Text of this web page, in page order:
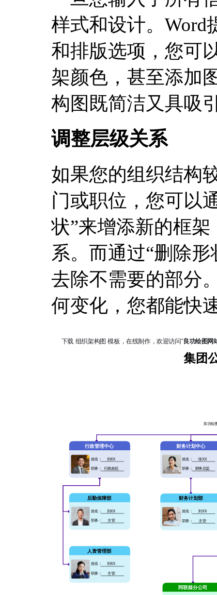
样式和设计。Word
和排版选项，您可
架颜色，甚至添加
构图既简洁又具吸
调整层级关系
如果您的组织结构
门或职位，您可以
状”来增添新的框
系。而通过“删除
去除不需要的部分
何变化，您都能快